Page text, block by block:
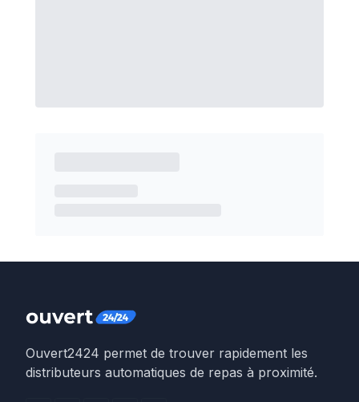
Ouvert2424 permet de trouver rapidement les
distributeurs automatiques de repas à proximité.